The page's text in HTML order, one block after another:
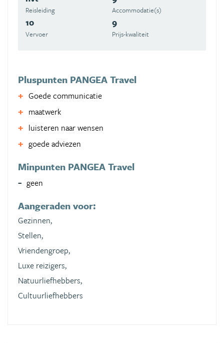
Reisleiding Accommodatie(s)
10
Vervoer
9
Prijs-kwaliteit
Pluspunten PANGEA Travel
Goede communicatie
maatwerk
luisteren naar wensen
goede adviezen
Minpunten PANGEA Travel
geen
Aangeraden voor:
Gezinnen,
Stellen,
Vriendengroep,
Luxe reizigers,
Natuurliefhebbers,
Cultuurliefhebbers